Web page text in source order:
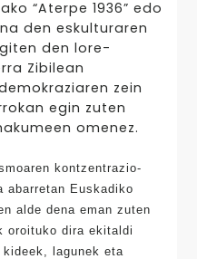
“Aterpe 1936” edo
den eskulturaren
den lore-
Zibilean
zein
egin zuten
omenez.
kontzentrazio-
abarretan Euskadiko
alde dena eman zuten
oroituko dira ekitaldi
lagunek eta